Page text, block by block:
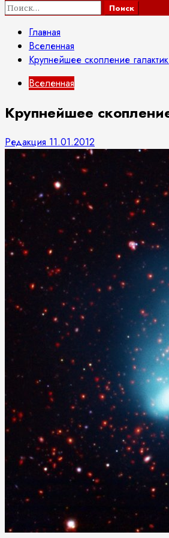
Найти:
Главная
Вселенная
Крупнейшее скопление
Вселенная
Крупнейшее
Редакция 11.01.2012